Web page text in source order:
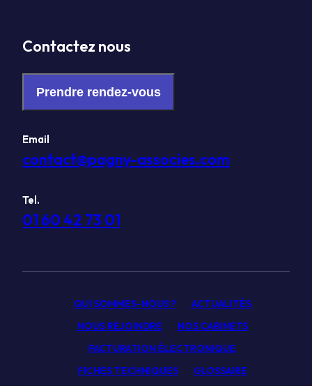
Contactez nous
Prendre rendez-vous
Email
contact@pagny-associes.com
Tel.
01 60 42 73 01
QUI SOMMES-NOUS ?
ACTUALITÉS
NOUS REJOINDRE
NOS CABINETS
FACTURATION ÉLECTRONIQUE
FICHES TECHNIQUES
GLOSSAIRE